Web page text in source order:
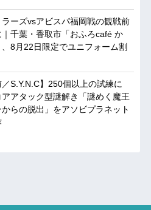
ラーズvsアビスパ福岡戦の観戦前
千葉・香取市「おふろcafé か
、8月22日限定でユニフォーム割
／S.Y.N.C】250個以上の試練に
アタック型謎解き「謎めく魔王
らの脱出」をアソビプラネット